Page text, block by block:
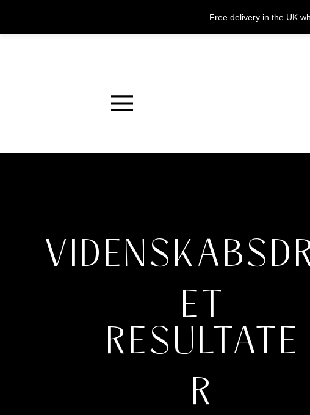
Free delivery in the UK
ET
RESULTATE
R